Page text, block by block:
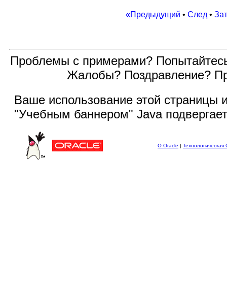
«Предыдущий • След •
Проблемы с примерами?
Жалобы? Поздравление?
Ваше использование этой страницы
"Учебным баннером" Java
О Oracle | Технологическая